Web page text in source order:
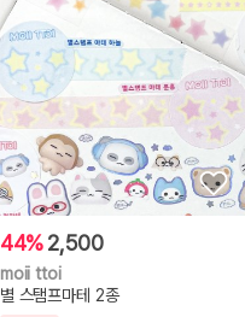
44%2,500
moii ttoi
별 스탬프마테 2종